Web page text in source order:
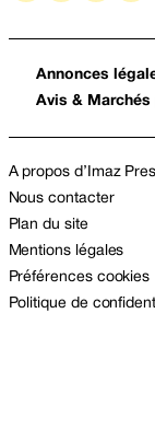
Annonces
Avis &
A propos d’Imaz
Nous contacter
Plan du site
Mentions légales
Préférences cookies
Politique de